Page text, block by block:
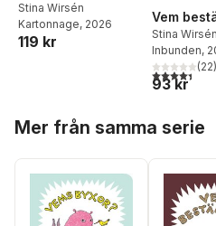
Stina Wirsén
Kartonnage, 2026
119 kr
Vem
Stina Wirsén
Inbunden,
4,4utav 5(22)
93 kr
Mer från samma serie